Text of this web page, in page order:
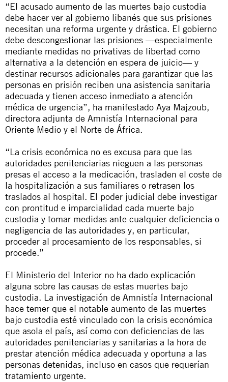
“El acusado aumento de las muertes bajo custodia
debe hacer ver al gobierno libanés que sus prisiones
necesitan una reforma urgente y drástica. El gobierno
debe descongestionar las prisiones —especialmente
mediante medidas no privativas de libertad como
alternativa a la detención en espera de juicio— y
destinar recursos adicionales para garantizar que las
personas en prisión reciben una asistencia sanitaria
adecuada y tienen acceso inmediato a atención
médica de urgencia”, ha manifestado Aya Majzoub,
directora adjunta de Amnistía Internacional para
Oriente Medio y el Norte de África.
“La crisis económica no es excusa para que las
autoridades penitenciarias nieguen a las personas
presas el acceso a la medicación, trasladen el coste de
la hospitalización a sus familiares o retrasen los
traslados al hospital. El poder judicial debe investigar
con prontitud e imparcialidad cada muerte bajo
custodia y tomar medidas ante cualquier deficiencia o
negligencia de las autoridades y, en particular,
proceder al procesamiento de los responsables, si
procede.”
El Ministerio del Interior no ha dado explicación
alguna sobre las causas de estas muertes bajo
custodia. La investigación de Amnistía Internacional
hace temer que el notable aumento de las muertes
bajo custodia esté vinculado con la crisis económica
que asola el país, así como con deficiencias de las
autoridades penitenciarias y sanitarias a la hora de
prestar atención médica adecuada y oportuna a las
personas detenidas, incluso en casos que requerían
tratamiento urgente.